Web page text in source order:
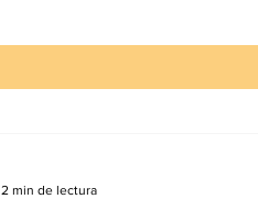
2 min de lectura